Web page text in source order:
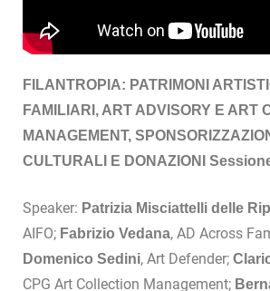
FILANTROPIA: PATRIMONI
FAMILIARI, ART ADVISORY E ART
MANAGEMENT,
CULTURALI E DONAZIONI Sessione
Speaker: Patrizia Misciattelli delle
AIFO; Fabrizio Vedana, AD Across
Domenico Sedini, Art Defender;
CPG Art Collection Management;